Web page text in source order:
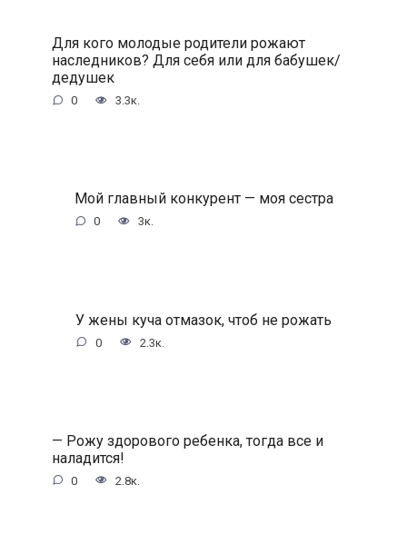
Для кого молодые родители рожают
наследников? Для себя или для бабушек/
дедушек
0 3.3к.
Мой главный конкурент — моя сестра
0 3к.
У жены куча отмазок, чтоб не рожать
0 2.3к.
— Рожу здорового ребенка, тогда все и
наладится!
0 2.8к.